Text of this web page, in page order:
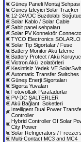
Güneş Paneli Montaj Sehpası
Güneş İzleyici Solar Tracker
12-24VDC Buzdolabı
Solar Kablo / Solar Cable
Sabit panel sehpaları
Solar PV Konnektör
TYCO Electronics
Solar Tip Sigortalar / Fuse
Battery Monitor Akü İzleme
Battery Protect / Akü
Victron Akü İzolatörleri
Kesintisiz Yedek VE
Automatic Transfer Switches
Güneş Enerji Sigortaları
Sigorta Yuvaları
Fotovoltaik Parafadurlar
PV-DC ŞALTERLER
Akü Bağlantı Soketleri
Intelligent Dual Power
Controller
Hybrid Controller Of Solar
City Power
Solar Refrigerators / Freezers
Multi-Contact MC3 and MC4